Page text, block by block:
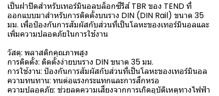
เป็นฝาปิดสำหรับเทอร์มินอลบล็อกซีรีส์ TBR ของ TEND ที่
ออกแบบมาสำหรับการติดตั้งบนราง DIN (DIN Rail) ขนาด 35
มม. เพื่อป้องกันการสัมผัสกับส่วนที่เป็นโลหะของเทอร์มินอลและ
เพิ่มความปลอดภัยในการใช้งาน
วัสดุ: พลาสติกคุณภาพสูง
การติดตั้ง: ติดตั้งง่ายบนราง DIN ขนาด 35 มม.
การใช้งาน: ป้องกันการสัมผัสกับส่วนที่เป็นโลหะของเทอร์มินอล
ความทนทาน: ทนต่อแรงกระแทกและการสึกหรอ
ความปลอดภัย: ช่วยลดความเสี่ยงจากการเกิดอุบัติเหตุทางไฟฟ้า